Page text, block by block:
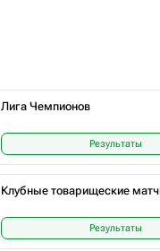
Лига Чемпионов
Результаты
Клубные товарищеские
Результаты